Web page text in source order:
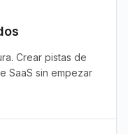
Crear pistas de
SaaS sin empezar